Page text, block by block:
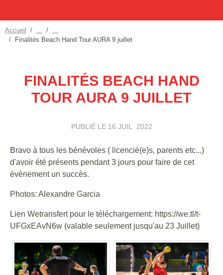
Accueil
Finalités Beach Hand Tour AURA 9 juillet
FINALITÉS BEACH HAND
TOUR AURA 9 JUILLET
PUBLIÉ LE 16 JUIL. 2022
Bravo à tous les bénévoles ( licencié(e)s, parents etc...)
d'avoir été présents pendant 3 jours pour faire de cet
évènement un succès.
Photos: Alexandre Garcia
Lien Wetransfert pour le téléchargement: https://we.tl/t-
UFGxEAvN6w (valable seulement jusqu'au 23 Juillet)